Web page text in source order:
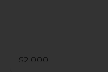
$2.000